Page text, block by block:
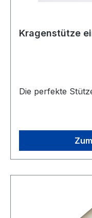
Kragenstütze
Die perfekte